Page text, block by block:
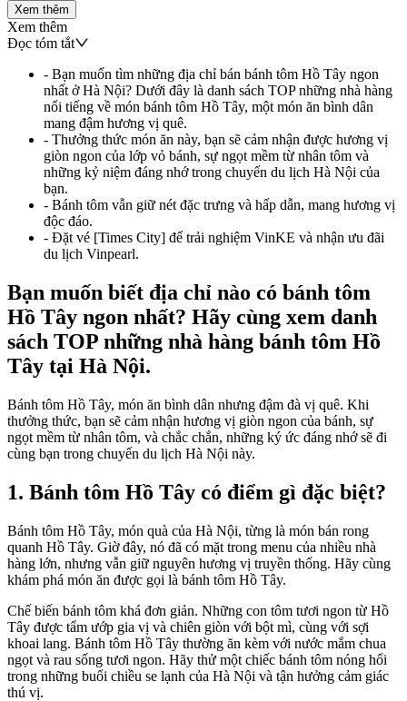
Xem thêm
Xem thêm
Đọc tóm tắt
- Bạn muốn tìm những địa chỉ bán bánh tôm Hồ Tây ngon
nhất ở Hà Nội? Dưới đây là danh sách TOP những nhà hàng
nổi tiếng về món bánh tôm Hồ Tây, một món ăn bình dân
mang đậm hương vị quê.
- Thưởng thức món ăn này, bạn sẽ cảm nhận được hương vị
giòn ngon của lớp vỏ bánh, sự ngọt mềm từ nhân tôm và
những kỷ niệm đáng nhớ trong chuyến du lịch Hà Nội của
bạn.
- Bánh tôm vẫn giữ nét đặc trưng và hấp dẫn, mang hương vị
độc đáo.
- Đặt vé [Times City] để trải nghiệm VinKE và nhận ưu đãi
du lịch Vinpearl.
Bạn muốn biết địa chỉ nào có bánh tôm
Hồ Tây ngon nhất? Hãy cùng xem danh
sách TOP những nhà hàng bánh tôm Hồ
Tây tại Hà Nội.
Bánh tôm Hồ Tây, món ăn bình dân nhưng đậm đà vị quê. Khi
thưởng thức, bạn sẽ cảm nhận hương vị giòn ngon của bánh, sự
ngọt mềm từ nhân tôm, và chắc chắn, những ký ức đáng nhớ sẽ đi
cùng bạn trong chuyến du lịch Hà Nội này.
1. Bánh tôm Hồ Tây có điểm gì đặc biệt?
Bánh tôm Hồ Tây, món quà của Hà Nội, từng là món bán rong
quanh Hồ Tây. Giờ đây, nó đã có mặt trong menu của nhiều nhà
hàng lớn, nhưng vẫn giữ nguyên hương vị truyền thống. Hãy cùng
khám phá món ăn được gọi là bánh tôm Hồ Tây.
Chế biến bánh tôm khá đơn giản. Những con tôm tươi ngon từ Hồ
Tây được tẩm ướp gia vị và chiên giòn với bột mì, cùng với sợi
khoai lang. Bánh tôm Hồ Tây thường ăn kèm với nước mắm chua
ngọt và rau sống tươi ngon. Hãy thử một chiếc bánh tôm nóng hổi
trong những buổi chiều se lạnh của Hà Nội và tận hưởng cảm giác
thú vị.